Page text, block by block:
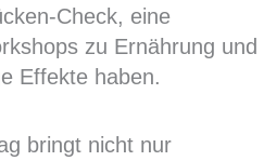
Check, eine
zu Ernährung und
Effekte haben.
bringt nicht nur